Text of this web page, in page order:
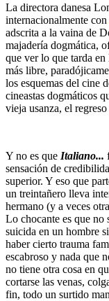
La directora danesa
internacionalmente con
adscrita a la vaina de
majadería dogmática,
que ver lo que tarda
más libre,
los esquemas del cine
cineastas dogmáticos
vieja usanza, el
Y no es que Italiano...
sensación de
superior. Y eso que
un treintañero lleva
hermano (y a veces
Lo chocante es que no
suicida en un hombre
haber cierto trauma
escabroso y nada que
no tiene otra cosa en
cortarse las venas,
fin, todo un surtido